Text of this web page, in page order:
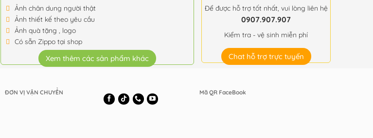
Ảnh chân dung người thật
Ảnh thiết kế theo yêu cầu
Ảnh quà tặng , logo
Có sẵn Zippo tại shop
Xem thêm các sản phẩm khác
Để được hỗ trợ tốt nhất, vui lòng liên hệ
0907.907.907
Kiểm tra - vệ sinh miễn phí
Chat hỗ trợ trực tuyến
ĐƠN VỊ VẬN CHUYỂN Mã QR FaceBook